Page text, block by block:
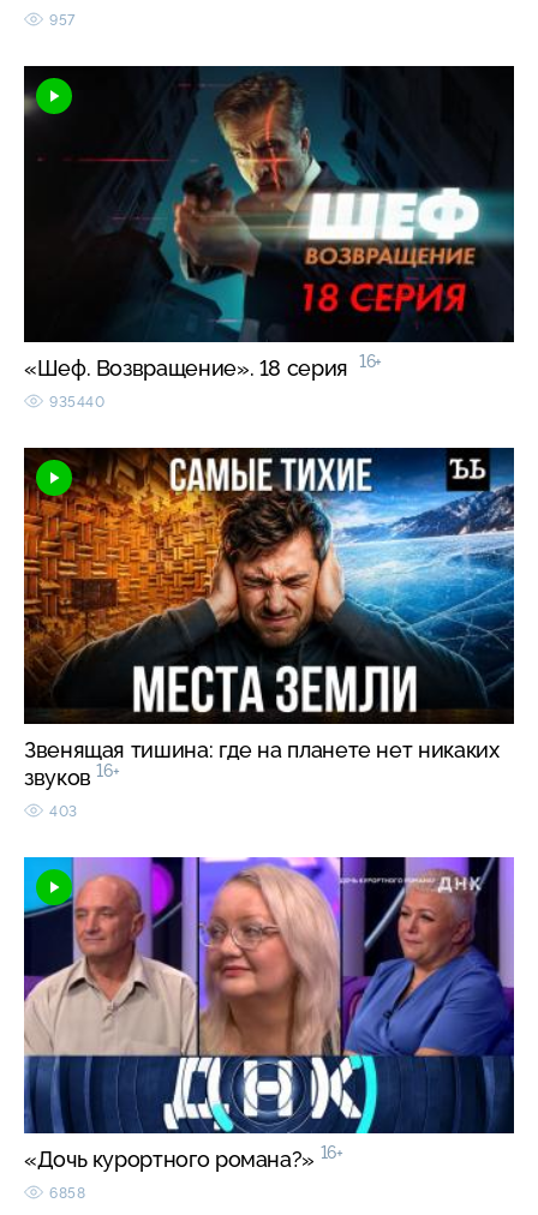
957
«Шеф. Возвращение». 18 серия 16+
935440
Звенящая тишина: где на планете нет никаких
звуков 16+
403
«Дочь курортного романа?» 16+
6858